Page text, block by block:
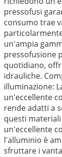
pressofusi
consumo trae
un'ampia
pressofusione
quotidiano,
idrauliche.
illuminazione:
un'eccellente
rende adatti a
questi
un'eccellente
l'alluminio è
sfruttare i